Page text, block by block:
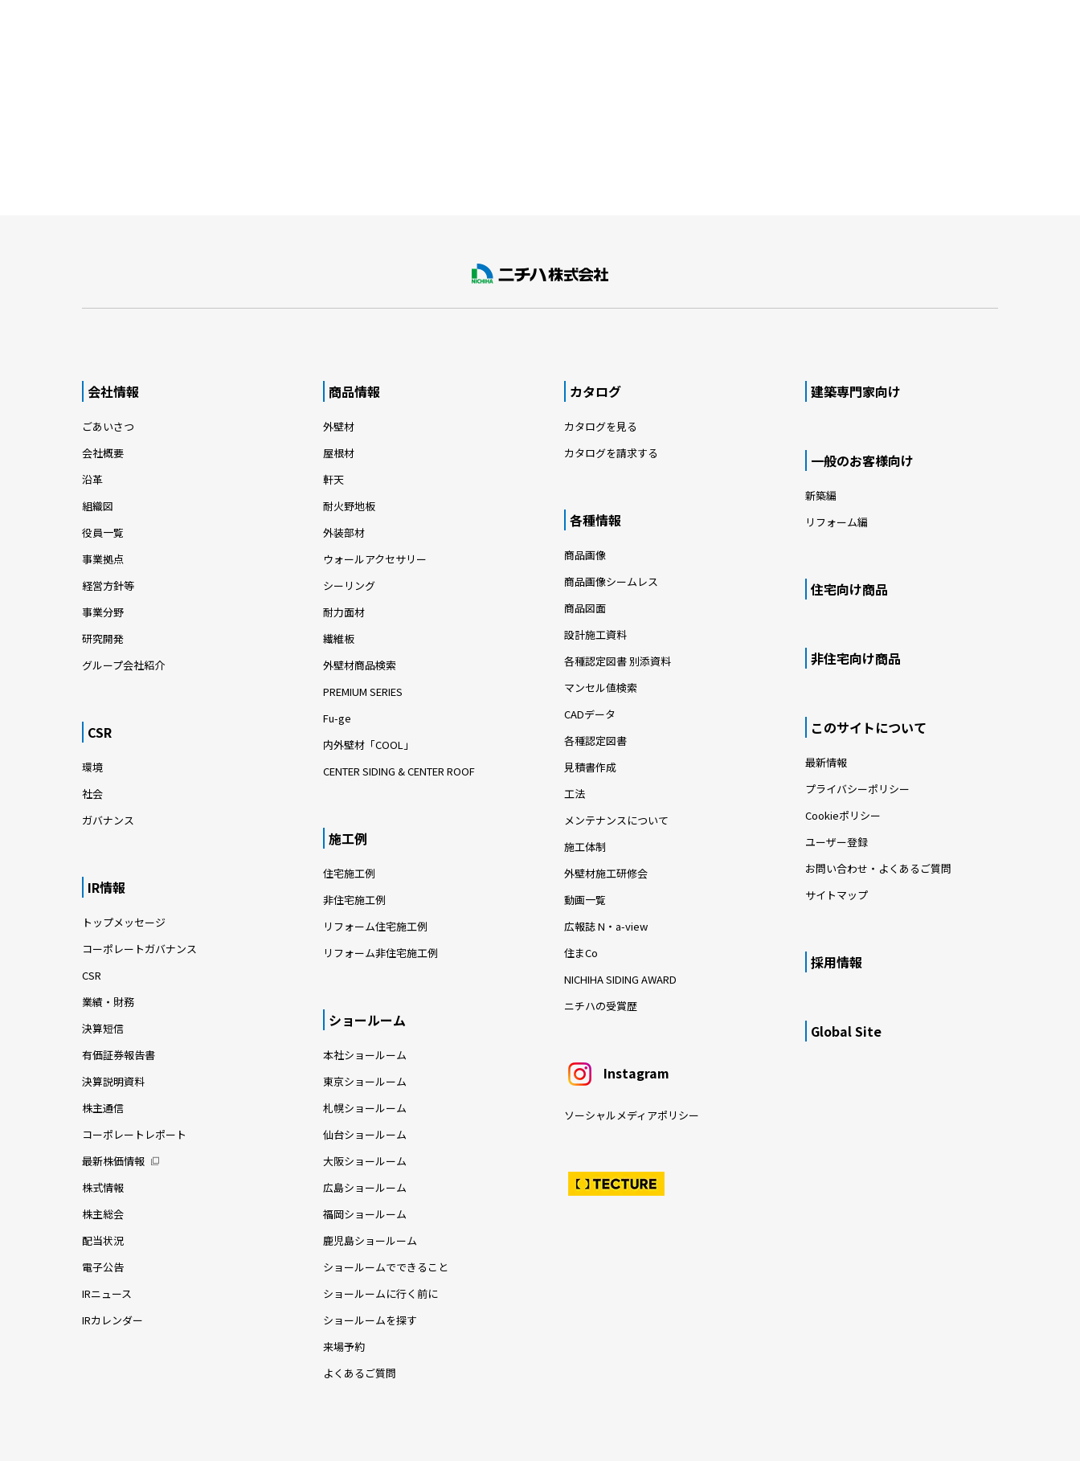
会社情報
ごあいさつ
会社概要
沿革
組織図
役員一覧
事業拠点
経営方針等
事業分野
研究開発
グループ会社紹介
CSR
環境
社会
ガバナンス
IR情報
トップメッセージ
コーポレートガバナンス
CSR
業績・財務
決算短信
有価証券報告書
決算説明資料
株主通信
コーポレートレポート
最新株価情報
株式情報
株主総会
配当状況
電子公告
IRニュース
IRカレンダー
商品情報
外壁材
屋根材
軒天
耐火野地板
外装部材
ウォールアクセサリー
シーリング
耐力面材
繊維板
外壁材商品検索
PREMIUM SERIES
Fu-ge
内外壁材「COOL」
CENTER SIDING & CENTER ROOF
施工例
住宅施工例
非住宅施工例
リフォーム住宅施工例
リフォーム非住宅施工例
ショールーム
本社ショールーム
東京ショールーム
札幌ショールーム
仙台ショールーム
大阪ショールーム
広島ショールーム
福岡ショールーム
鹿児島ショールーム
ショールームでできること
ショールームに行く前に
ショールームを探す
来場予約
よくあるご質問
カタログ
カタログを見る
カタログを請求する
各種情報
商品画像
商品画像シームレス
商品図面
設計施工資料
各種認定図書 別添資料
マンセル値検索
CADデータ
各種認定図書
見積書作成
工法
メンテナンスについて
施工体制
外壁材施工研修会
動画一覧
広報誌 N・a-view
住まCo
NICHIHA SIDING AWARD
ニチハの受賞歴
Instagram
ソーシャルメディアポリシー
建築専門家向け
一般のお客様向け
新築編
リフォーム編
住宅向け商品
非住宅向け商品
このサイトについて
最新情報
プライバシーポリシー
Cookieポリシー
ユーザー登録
お問い合わせ・よくあるご質問
サイトマップ
採用情報
Global Site